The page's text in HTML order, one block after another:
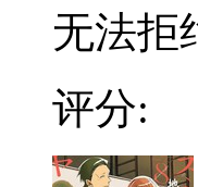
无法拒
评分: